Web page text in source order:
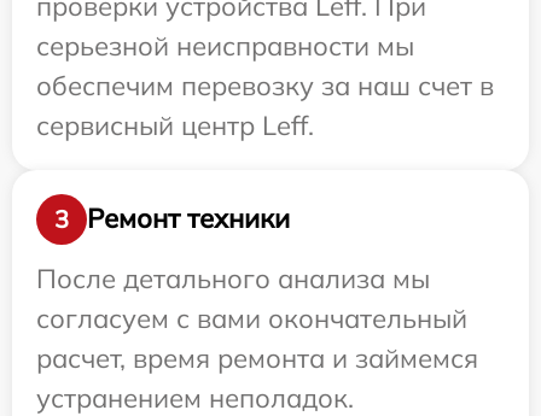
серьезной неисправности мы
обеспечим перевозку за наш счет в
сервисный центр Leff.
3
Ремонт техники
После детального анализа мы
согласуем с вами окончательный
расчет, время ремонта и займемся
устранением неполадок.